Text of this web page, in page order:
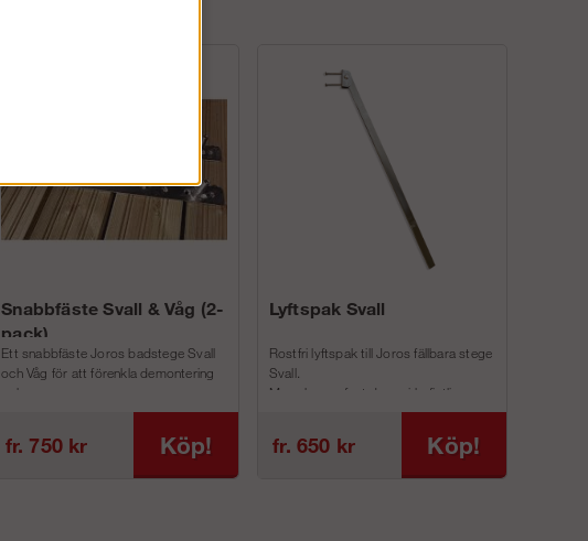
Snabbfäste Svall & Våg (2-
pack)
Ett snabbfäste Joros badstege Svall
och Våg för att förenkla demontering
och m...
fr. 750 kr Köp!
Lyftspak Svall
Rostfri lyftspak till Joros fällbara stege
Svall.
Man skruvar fast denna i befintliga
fr. 650 kr Köp!